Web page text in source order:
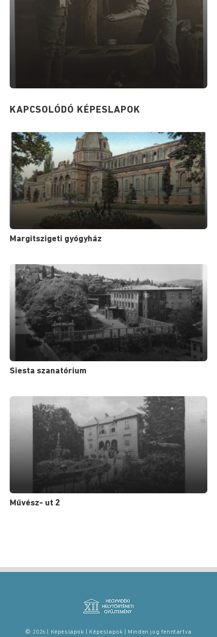
KAPCSOLÓDÓ KÉPESLAPOK
Margitszigeti gyógyház
Siesta szanatórium
Művész- ut 2
© 2026 | Képeslapok | Képeslapok | Minden jog fenntartva